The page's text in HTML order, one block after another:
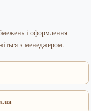
і оформлення
з менеджером.